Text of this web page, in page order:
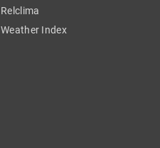
Relclima
Weather Index